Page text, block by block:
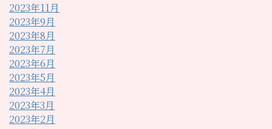
2023年11月
2023年9月
2023年8月
2023年7月
2023年6月
2023年5月
2023年4月
2023年3月
2023年2月